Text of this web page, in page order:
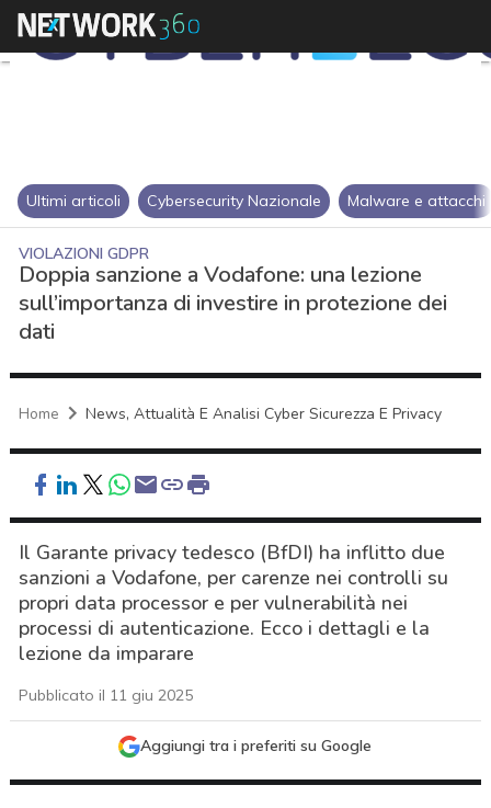
Ultimi articoli Cybersecurity Nazionale Malware e attacchi
VIOLAZIONI GDPR
Doppia sanzione a Vodafone: una lezione
sull’importanza di investire in protezione dei
dati
Home News, Attualità E Analisi Cyber Sicurezza E Privacy
Il Garante privacy tedesco (BfDI) ha inflitto due
sanzioni a Vodafone, per carenze nei controlli su
propri data processor e per vulnerabilità nei
processi di autenticazione. Ecco i dettagli e la
lezione da imparare
Pubblicato il 11 giu 2025
Aggiungi tra i preferiti su Google